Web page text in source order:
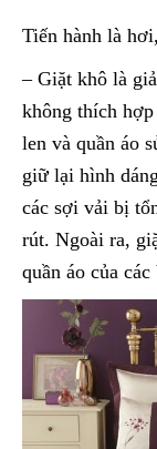
Tiến hành là
– Giặt khô là
không thích
len và quần áo
giữ lại hình
các sợi vải bị
rút. Ngoài ra,
quần áo của